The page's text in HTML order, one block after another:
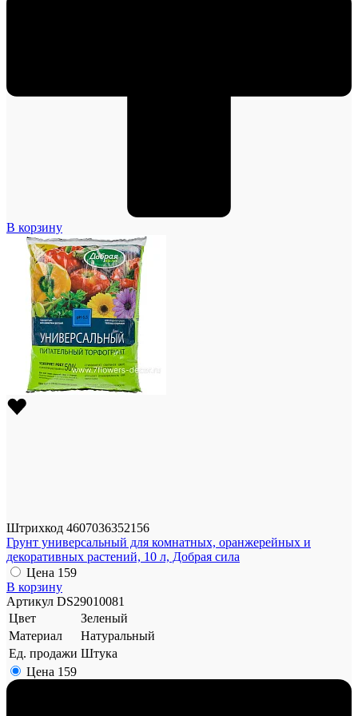
В корзину
Штрихкод 4607036352156
Грунт универсальный для комнатных, оранжерейных и
декоративных растений, 10 л, Добрая сила
Цена 159
В корзину
Артикул DS29010081
Цвет
Зеленый
Материал
Натуральный
Ед. продажи Штука
Цена 159